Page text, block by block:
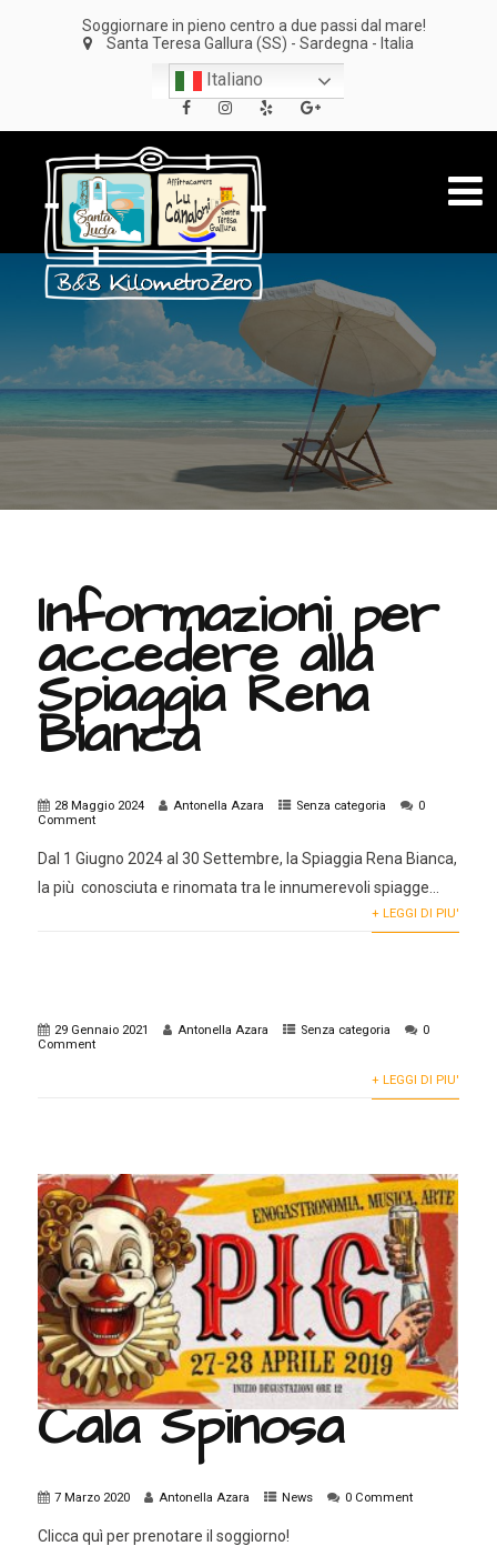
Soggiornare in pieno centro a due passi dal mare!
Santa Teresa Gallura (SS) - Sardegna - Italia
Italiano
Informazioni per
accedere alla
Spiaggia Rena
Bianca
28 Maggio 2024 Antonella Azara Senza categoria
0
Comment
Dal 1 Giugno 2024 al 30 Settembre, la Spiaggia Rena Bianca,
la più conosciuta e rinomata tra le innumerevoli spiagge...
+ LEGGI DI PIU'
29 Gennaio 2021 Antonella Azara Senza categoria
0
Comment
+ LEGGI DI PIU'
Cala Spinosa
7 Marzo 2020 Antonella Azara News 0 Comment
Clicca quì per prenotare il soggiorno!